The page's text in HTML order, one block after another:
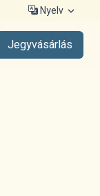
Nyelv
Jegyvásárlás